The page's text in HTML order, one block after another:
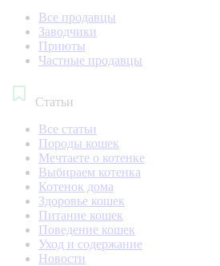
Все продавцы
Заводчики
Приюты
Частные продавцы
Статьи
Все статьи
Породы кошек
Мечтаете о котенке
Выбираем котенка
Котенок дома
Здоровье кошек
Питание кошек
Поведение кошек
Уход и содержание
Новости